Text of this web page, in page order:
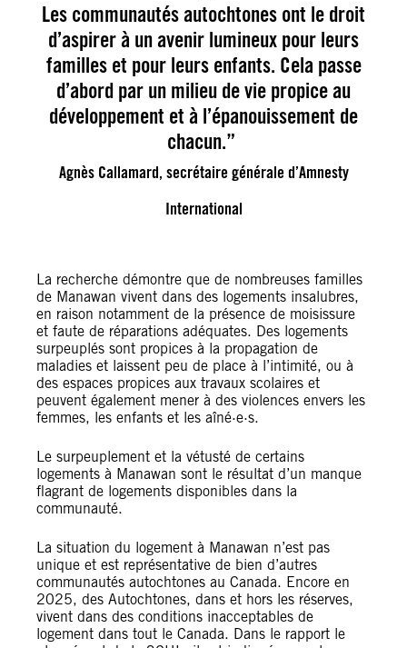
Les communautés autochtones ont le droit
d’aspirer à un avenir lumineux pour leurs
familles et pour leurs enfants. Cela passe
d’abord par un milieu de vie propice au
développement et à l’épanouissement de
chacun.”
Agnès Callamard, secrétaire générale d’Amnesty
International
La recherche démontre que de nombreuses familles
de Manawan vivent dans des logements insalubres,
en raison notamment de la présence de moisissure
et faute de réparations adéquates. Des logements
surpeuplés sont propices à la propagation de
maladies et laissent peu de place à l’intimité, ou à
des espaces propices aux travaux scolaires et
peuvent également mener à des violences envers les
femmes, les enfants et les aîné·e·s.
Le surpeuplement et la vétusté de certains
logements à Manawan sont le résultat d’un manque
flagrant de logements disponibles dans la
communauté.
La situation du logement à Manawan n’est pas
unique et est représentative de bien d’autres
communautés autochtones au Canada. Encore en
2025, des Autochtones, dans et hors les réserves,
vivent dans des conditions inacceptables de
logement dans tout le Canada. Dans le rapport le